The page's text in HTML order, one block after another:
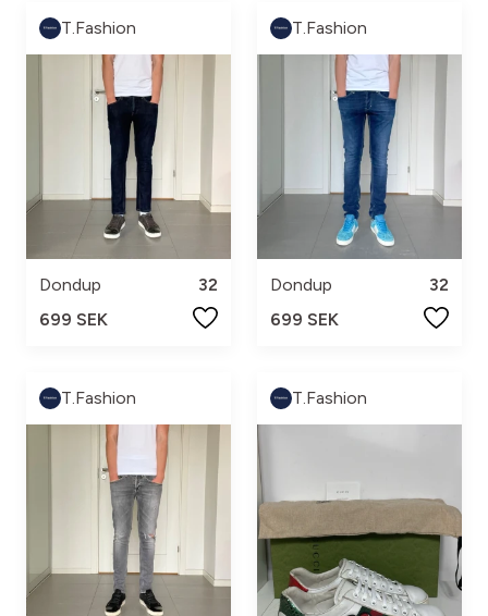
T.Fashion
Dondup
32
699 SEK
T.Fashion
Dondup
32
699 SEK
T.Fashion T.Fashion